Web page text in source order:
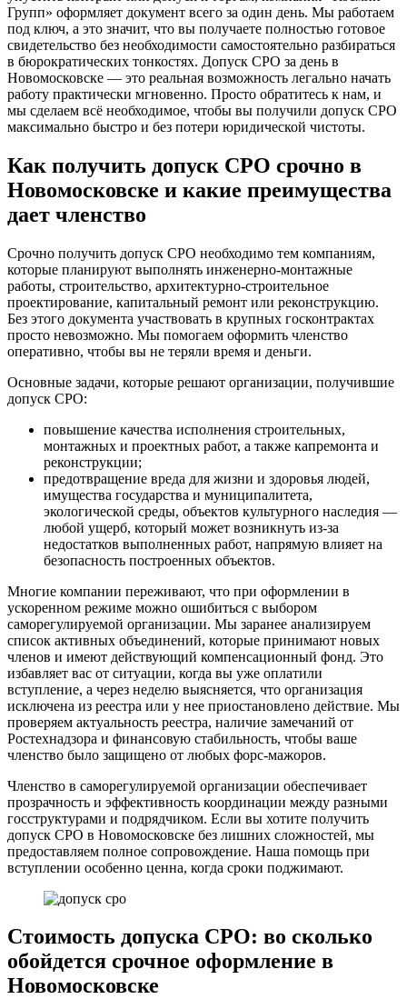
Групп» оформляет документ всего за один день. Мы работаем
под ключ, а это значит, что вы получаете полностью готовое
свидетельство без необходимости самостоятельно разбираться
в бюрократических тонкостях. Допуск СРО за день в
Новомосковске — это реальная возможность легально начать
работу практически мгновенно. Просто обратитесь к нам, и
мы сделаем всё необходимое, чтобы вы получили допуск СРО
максимально быстро и без потери юридической чистоты.
Как получить допуск СРО срочно в
Новомосковске и какие преимущества
дает членство
Срочно получить допуск СРО необходимо тем компаниям,
которые планируют выполнять инженерно-монтажные
работы, строительство, архитектурно-строительное
проектирование, капитальный ремонт или реконструкцию.
Без этого документа участвовать в крупных госконтрактах
просто невозможно. Мы помогаем оформить членство
оперативно, чтобы вы не теряли время и деньги.
Основные задачи, которые решают организации, получившие
допуск СРО:
повышение качества исполнения строительных,
монтажных и проектных работ, а также капремонта и
реконструкции;
предотвращение вреда для жизни и здоровья людей,
имущества государства и муниципалитета,
экологической среды, объектов культурного наследия —
любой ущерб, который может возникнуть из-за
недостатков выполненных работ, напрямую влияет на
безопасность построенных объектов.
Многие компании переживают, что при оформлении в
ускоренном режиме можно ошибиться с выбором
саморегулируемой организации. Мы заранее анализируем
список активных объединений, которые принимают новых
членов и имеют действующий компенсационный фонд. Это
избавляет вас от ситуации, когда вы уже оплатили
вступление, а через неделю выясняется, что организация
исключена из реестра или у нее приостановлено действие. Мы
проверяем актуальность реестра, наличие замечаний от
Ростехнадзора и финансовую стабильность, чтобы ваше
членство было защищено от любых форс-мажоров.
Членство в саморегулируемой организации обеспечивает
прозрачность и эффективность координации между разными
госструктурами и подрядчиком. Если вы хотите получить
допуск СРО в Новомосковске без лишних сложностей, мы
предоставляем полное сопровождение. Наша помощь при
вступлении особенно ценна, когда сроки поджимают.
Стоимость допуска СРО: во сколько
обойдется срочное оформление в
Новомосковске